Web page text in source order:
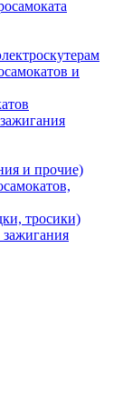
и
и прочие)
тросики)
зажигания